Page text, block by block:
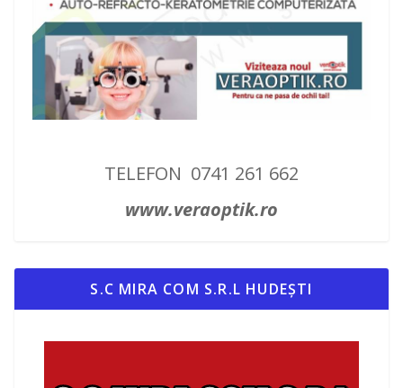
TELEFON 0741 261 662
www.veraoptik.ro
S.C MIRA COM S.R.L HUDEȘTI